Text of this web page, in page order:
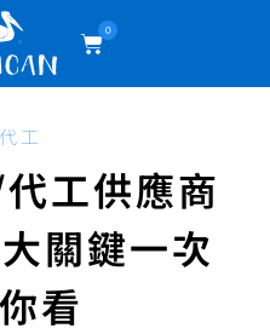
0
工
工供應商
關鍵一次
看